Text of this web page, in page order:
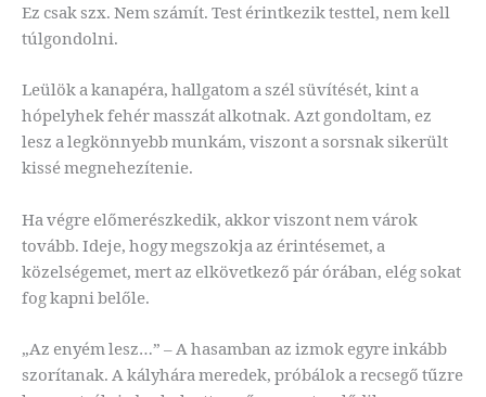
Ez csak szx. Nem számít. Test érintkezik testtel, nem kell
túlgondolni.
Leülök a kanapéra, hallgatom a szél süvítését, kint a
hópelyhek fehér masszát alkotnak. Azt gondoltam, ez
lesz a legkönnyebb munkám, viszont a sorsnak sikerült
kissé megnehezítenie.
Ha végre előmerészkedik, akkor viszont nem várok
tovább. Ideje, hogy megszokja az érintésemet, a
közelségemet, mert az elkövetkező pár órában, elég sokat
fog kapni belőle.
„Az enyém lesz…” – A hasamban az izmok egyre inkább
szorítanak. A kályhára meredek, próbálok a recsegő tűzre